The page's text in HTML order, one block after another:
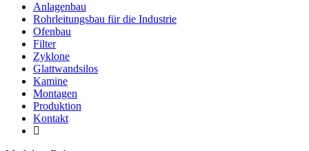
Anlagenbau
Rohrleitungsbau für die Industrie
Ofenbau
Filter
Zyklone
Glattwandsilos
Kamine
Montagen
Produktion
Kontakt